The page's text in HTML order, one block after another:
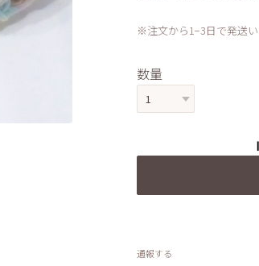
※注文から1−3日で発送い
数量
通報する